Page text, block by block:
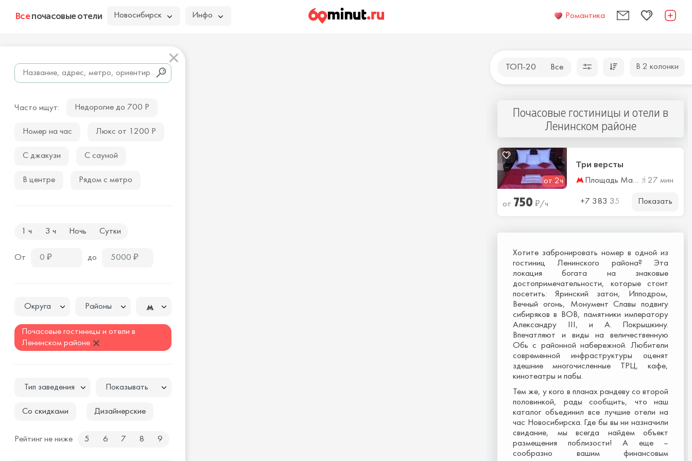
Всепочасовые отели Новосибирск Инфо Романтика
ТОП-20 Все В 2 колонки
Часто ищут: Недорогие до 700 Р
Номер на час Люкс от 1200 Р
С джакузи С сауной
В центре Рядом с метро
1 ч 3 ч Ночь Сутки
От до
Округа Районы
Почасовые гостиницы и отели в
Ленинском районе
Тип заведения Показывать
Со скидками Дизайнерские
Рейтинг не ниже 5 6 7 8 9
Почасовые гостиницы и отели в
Ленинском районе
от 2ч
Три версты
27 мин
Площадь Маркса
от 750 ₽/ч +7 383 35 Показать
Хотите забронировать номер в одной из
гостиниц Ленинского района? Эта
локация богата на знаковые
достопримечательности, которые стоит
посетить: Яринский затон, Ипподром,
Вечный огонь, Монумент Славы подвигу
сибиряков в ВОВ, памятники императору
Александру III, и А. Покрышкину.
Впечатляют и виды на величественную
Обь с районной набережной. Любители
современной инфраструктуры оценят
здешние многочисленные ТРЦ, кафе,
кинотеатры и пабы.
Тем же, у кого в планах рандеву со второй
половинкой, рады сообщить, что наш
каталог объединил все лучшие отели на
час Новосибирска. Где бы вы ни назначили
свидание, мы всегда найдем объект
размещения поблизости! А еще –
сообразно вашим финансовым